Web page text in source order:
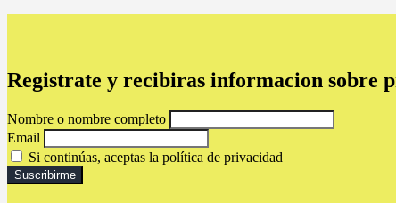
Registrate y recibiras informacion sobre
Nombre o nombre completo
Email
Si continúas, aceptas la política de privacidad